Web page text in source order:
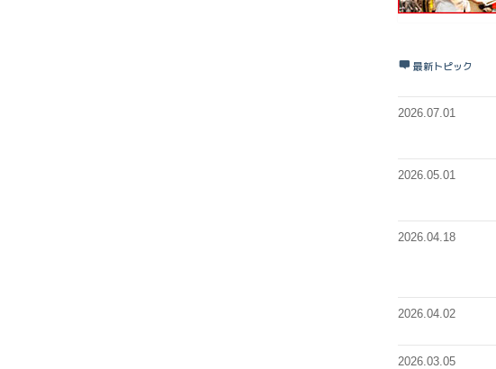
最新トピック
2026.07.01
2026.05.01
2026.04.18
2026.04.02
2026.03.05